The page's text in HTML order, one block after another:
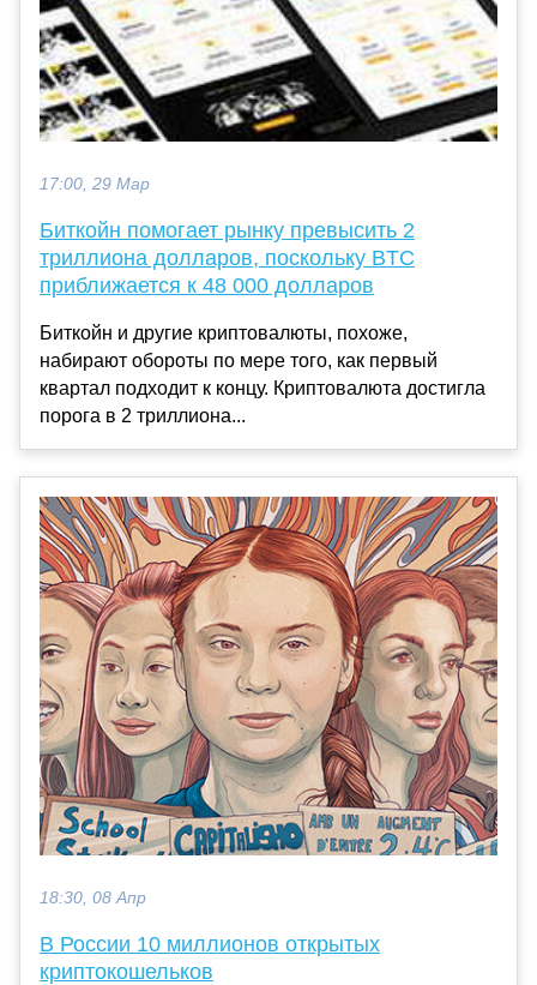
17:00, 29 Мар
Биткойн помогает рынку превысить 2
триллиона долларов, поскольку BTC
приближается к 48 000 долларов
Биткойн и другие криптовалюты, похоже,
набирают обороты по мере того, как первый
квартал подходит к концу. Криптовалюта достигла
порога в 2 триллиона...
18:30, 08 Апр
В России 10 миллионов открытых
криптокошельков